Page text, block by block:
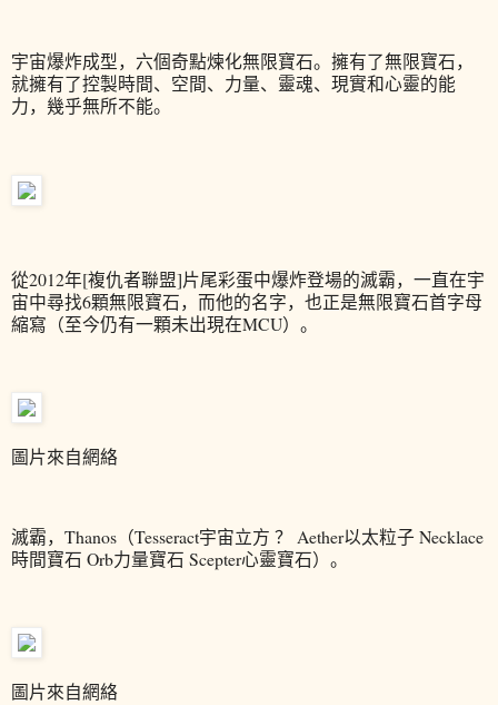
宇宙爆炸成型， 六個奇點煉化無限寶石。擁有了無限寶石，
就擁有了控製時間、空間、力量、靈魂、現實和心靈的能
力，幾乎無所不能。
從2012年[複仇者聯盟]片尾彩蛋中爆炸登場的滅霸，一直在宇
宙中尋找6顆無限寶石，而他的名字，也正是無限寶石首字母
縮寫（至今仍有一顆未出現在MCU）。
圖片來自網絡
滅霸，Thanos（Tesseract宇宙立方 ？ Aether以太粒子 Necklace
時間寶石 Orb力量寶石 Scepter心靈寶石）。
圖片來自網絡